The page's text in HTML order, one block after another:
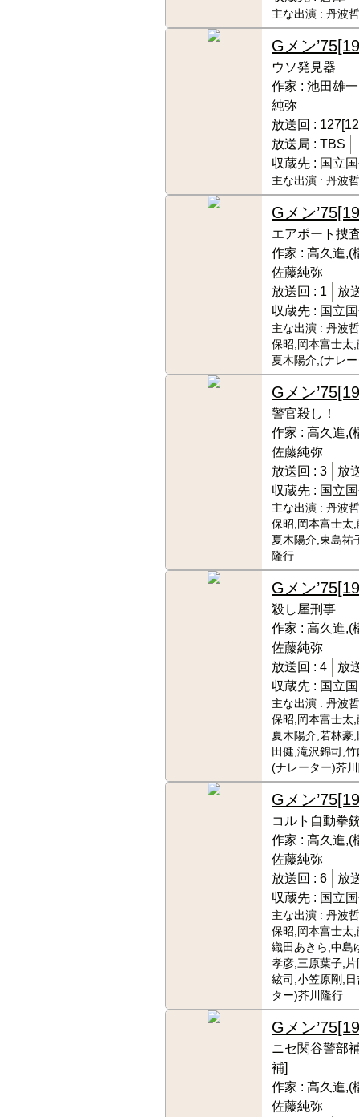
主な出演 : 丹波
Gメン’75
ウソ発見器
作家 : 池田雄
純弥
放送回 :
放送局 : TBS
収蔵先 : 国立
主な出演 : 丹波
Gメン’75
エアポート捜
作家 : 高久進,(
佐藤純弥
放送回 : 1
放
収蔵先 : 国立
主な出演 : 丹波
保昭,岡本富士太
夏木陽介,(ナレ
Gメン’75
警官殺し！
作家 : 高久進,(
佐藤純弥
放送回 : 3
放
収蔵先 : 国立
主な出演 : 丹波
保昭,岡本富士太
夏木陽介,東島祐
隆行
Gメン’75
殺し屋刑事
作家 : 高久進,(
佐藤純弥
放送回 : 4
放
収蔵先 : 国立
主な出演 : 丹波
保昭,岡本富士太
夏木陽介,若林豪
田健,滝沢錦司,
(ナレーター)芥
Gメン’75
コルト自動拳
作家 : 高久進,(
佐藤純弥
放送回 : 6
放
収蔵先 : 国立
主な出演 : 丹波
保昭,岡本富士太
織田あきら,中島
孝彦,三原葉子,
絃司,小笠原剛,
ター)芥川隆行
Gメン’75
ニセ関谷警部
補]
作家 : 高久進,(
佐藤純弥